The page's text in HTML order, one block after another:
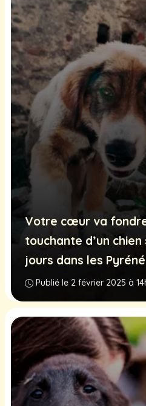
Votre cœur va
touchante d’un
jours dans les
Publié le 2 février 2025 à